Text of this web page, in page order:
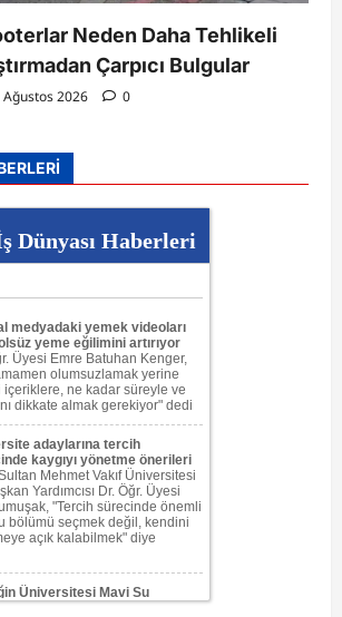
Neden Daha Tehlikeli
Çarpıcı Bulgular
Ağustos 2026 0
Dünyası Haberleri